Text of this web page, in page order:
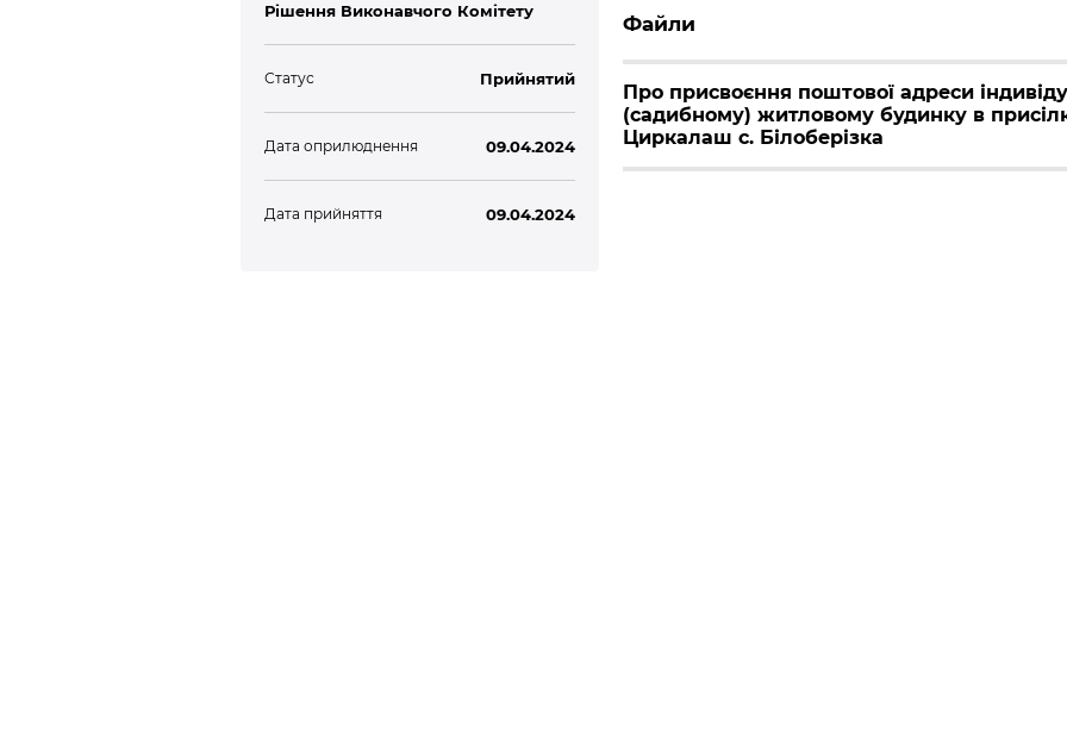
Рішення Виконавчого Комітету
Статус Прийнятий
Дата оприлюднення 09.04.2024
Дата прийняття 09.04.2024
Файли
Про присвоєння поштової адреси
(садибному) житловому будинку в
Циркалаш с. Білоберізка